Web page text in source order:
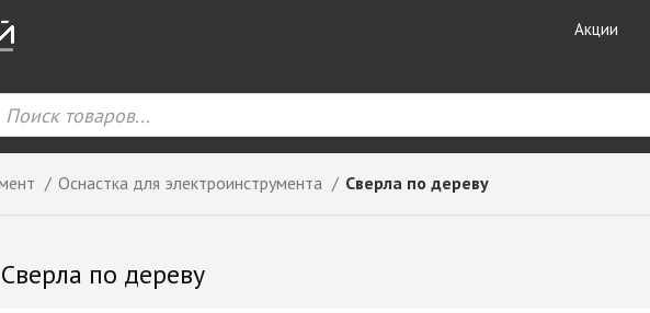
Акции
Листовой материал
полотна, кромка
Кухонные
Кромочные материалы
Оснастка для электроинструмента Сверла по дереву
Сверла по дереву